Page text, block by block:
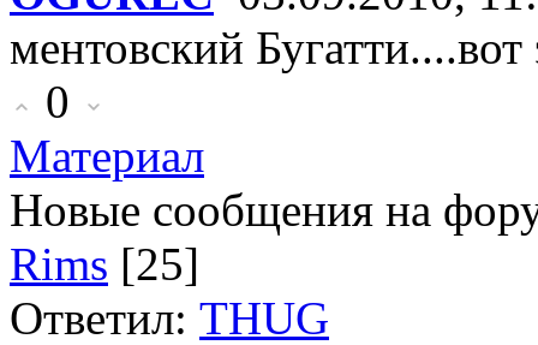
ментовский
0
Материал
Новые сообщения на
Rims [25]
Ответил: THUG